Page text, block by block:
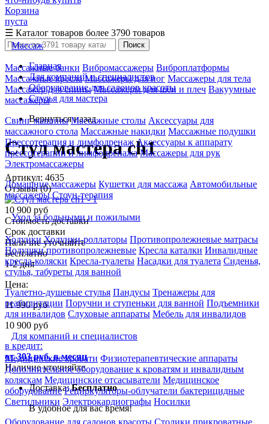
Корзина
пуста
☰ Каталог товаров более 3790 товаров
Массаж
Массажные банки Вибромассажеры Виброплатформы
Массажные кресла Массажеры для ног Массажеры для тела
Массажер для спины Массажеры для шеи и плеч Вакуумные
массажеры
Свинг машины Массажные столы Аксессуары для
массажного стола Массажные накидки Массажные подушки
Прессотерапия и лимфодренаж Аксессуары к аппарату
прессотерапии и лимфодренажа Массажеры для рук
Электромассажеры
Домашние массажеры Кушетки для массажа Автомобильные
массажеры Стоун-терапия
Уход за больными и пожилыми
ХодункиХодунки-роллаторы Противопролежневые матрасы
Подушки противопролежневые Кресла каталки Инвалидные
кресла-коляски Кресла-туалеты Насадки для туалета Сиденья,
стулья, табуреты для ванной
Туалетно-душевые стулья Пандусы Тренажеры для
реабилитации Поручни и ступеньки для ванной Подъемники
для инвалидов Слуховые аппараты Мебель для инвалидов
Для компаний и специалистов
Медицинские кровати Физиотерапевтические аппараты
Дополнительное оборудование к кроватям и инвалидным
коляскам Медицинские отсасыватели Медицинское
оборудование Рециркуляторы-облучатели бактерицидные
Светильники Электрокардиографы Носилки
Оборудование для салонов красоты Столики прикроватные
Поиск
Главная
Для компаний и специалистов
Оборудование для салонов красоты
Стулья для мастера
Вернуться назад
Стул мастера ch1
Артикул: 4635
Отзывы (0)
10 900 руб
Стоимость доставки
Срок доставки
Наличие уточняйте
Бесплатно
1-2 дня
Цена:
11 990руб
10 900 руб
в кредит:
от 303 руб. в месяц
Наличие уточняйте
Доставка:Бесплатно
В удобное для вас время!